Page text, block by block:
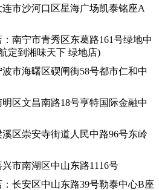
市沙河口区星海广场凯泰铭座A
南宁市青秀区东葛路161号绿地中
定到湘味天下 绿地店)
市海曙区碶闸街58号都市仁和中
区文昌南路18号亨特国际金融中
区崇安寺街道人民中路96号东岭
市南湖区中山东路1116号
长安区中山东路39号勒泰中心B座